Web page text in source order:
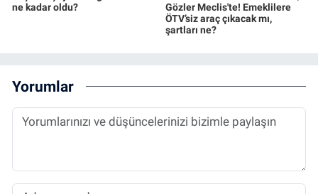
ne kadar oldu?
Gözler Meclis'te! Emeklilere
ÖTV’siz araç çıkacak mı,
şartları ne?
Yorumlar